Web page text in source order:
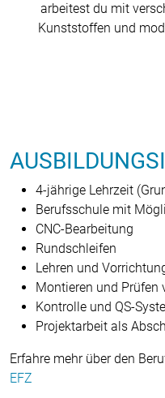
arbeitest du mit
Kunststoffen und
4-jährige Lehrzeit
Berufsschule mit
CNC-Bearbeitung
Rundschleifen
Lehren und
Montieren und Prüfen
Kontrolle und QS-
Projektarbeit als
Erfahre mehr über den
EFZ